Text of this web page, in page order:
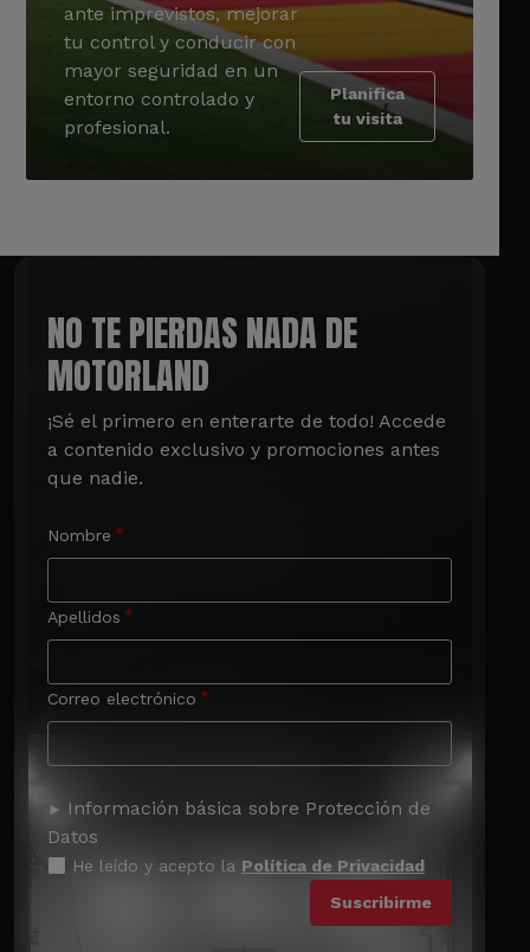
ante imprevistos, mejorar
tu control y conducir con
mayor seguridad en un
entorno controlado y
profesional.
Planifica
tu visita
NO TE PIERDAS NADA DE
MOTORLAND
¡Sé el primero en enterarte de todo! Accede
a contenido exclusivo y promociones antes
que nadie.
Nombre
Apellidos
Correo electrónico
Información básica sobre Protección de
Datos
He leído y acepto la Política de Privacidad